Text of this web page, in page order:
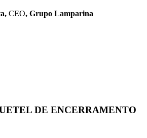
, CEO, Grupo Lamparina
DE ENCERRAMENTO